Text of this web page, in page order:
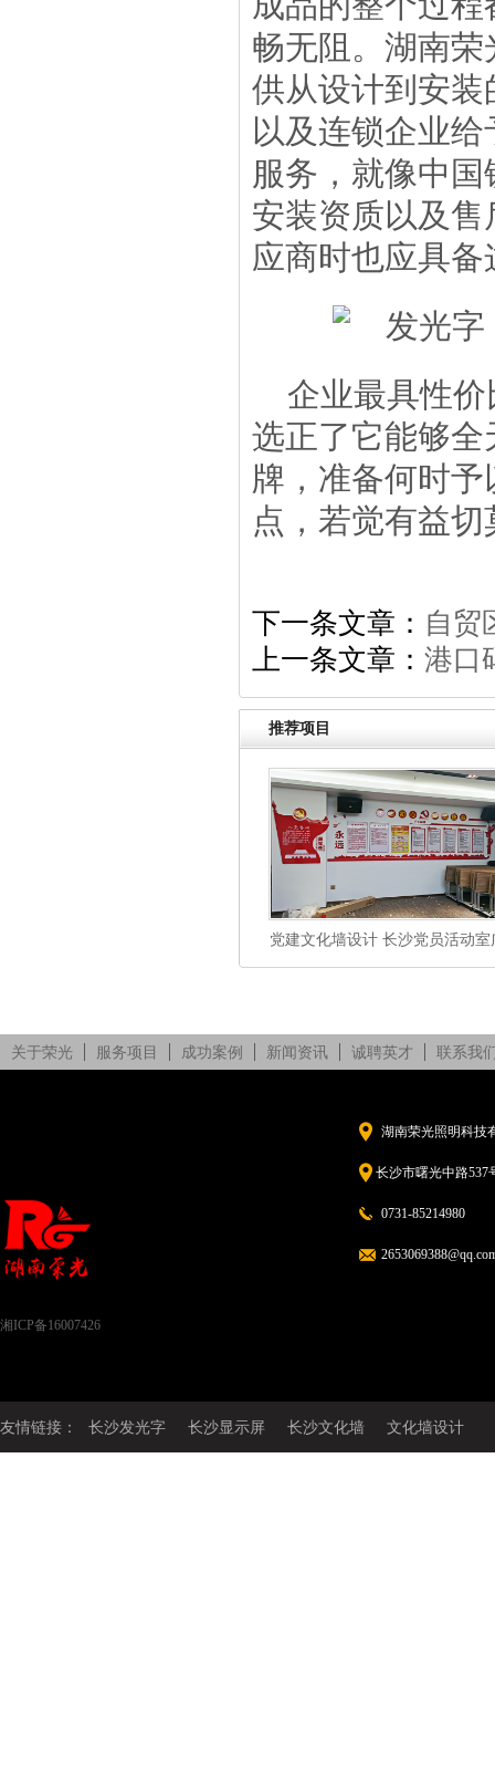
畅无阻。湖南
供从设计到安
以及连锁企业
服务，就像中
安装资质以及
应商时也应具备
企业最具性
选正了它能够
牌，准备何时
点，若觉有益
下一条文章： 自贸
上一条文章： 港口
推荐项目
党建文化墙设计 长沙党员活动室
告制作
关于荣光 服务项目 成功案例 新闻资讯 诚聘英才 联系我
湘ICP备16007426
湖南荣光照明科技
长沙市曙光中路537
0731-85214980
友情链接： 长沙发光字 长沙显示屏 长沙文化墙 文化墙设计